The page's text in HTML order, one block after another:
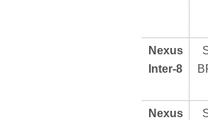
Nexus
Inter-8
Nexus